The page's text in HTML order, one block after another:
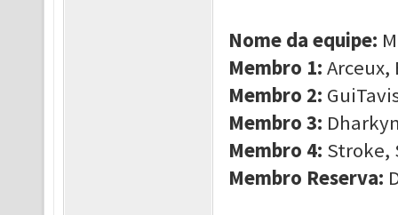
Nome da equipe:
Membro 1: Arceux,
Membro 2:
Membro 3:
Membro 4: Stroke,
Membro Reserva: